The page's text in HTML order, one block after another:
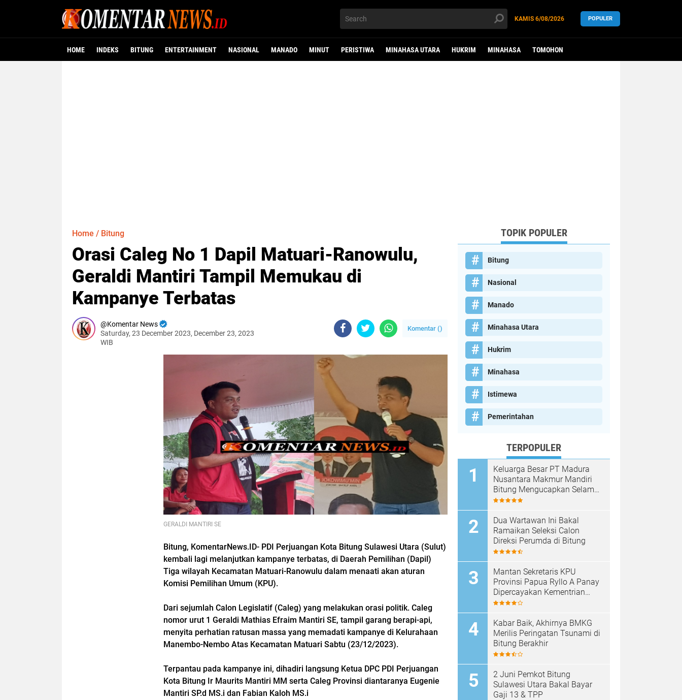
KAMIS 6/08/2026 POPULER
HOME INDEKS BITUNG ENTERTAINMENT NASIONAL MANADO MINUT PERISTIWA MINAHASA UTARA HUKRIM MINAHASA TOMOHON
Home / Bitung
Orasi Caleg No 1 Dapil Matuari-Ranowulu,
Geraldi Mantiri Tampil Memukau di
Kampanye Terbatas
Komentar News
Saturday, 23 December 2023, December 23, 2023
WIB
Komentar ()
GERALDI MANTIRI SE
Bitung, KomentarNews.ID- PDI Perjuangan Kota Bitung Sulawesi Utara (Sulut)
kembali lagi melanjutkan kampanye terbatas, di Daerah Pemilihan (Dapil)
Tiga wilayah Kecamatan Matuari-Ranowulu dalam menaati akan aturan
Komisi Pemilihan Umum (KPU).
Dari sejumlah Calon Legislatif (Caleg) yang melakukan orasi politik. Caleg
nomor urut 1 Geraldi Mathias Efraim Mantiri SE, tampil garang berapi-api,
menyita perhatian ratusan massa yang memadati kampanye di Kelurahaan
Manembo-Nembo Atas Kecamatan Matuari Sabtu (23/12/2023).
Terpantau pada kampanye ini, dihadiri langsung Ketua DPC PDI Perjuangan
Kota Bitung Ir Maurits Mantiri MM serta Caleg Provinsi diantaranya Eugenie
Mantiri SP.d MS.i dan Fabian Kaloh MS.i
TOPIK POPULER
Bitung
Nasional
Manado
Minahasa Utara
Hukrim
Minahasa
Istimewa
Pemerintahan
TERPOPULER
Keluarga Besar PT Madura
Nusantara Makmur Mandiri
Bitung Mengucapkan Selamat
HUT Bhayangkara ke-80
Dua Wartawan Ini Bakal
Ramaikan Seleksi Calon
Direksi Perumda di Bitung
Mantan Sekretaris KPU
Provinsi Papua Ryllo A Panay
Dipercayakan Kementrian
ESDM RI Menjabat Direktur
Bukti
Kabar Baik, Akhirnya BMKG
Merilis Peringatan Tsunami di
Bitung Berakhir
2 Juni Pemkot Bitung
Sulawesi Utara Bakal Bayar
Gaji 13 & TPP